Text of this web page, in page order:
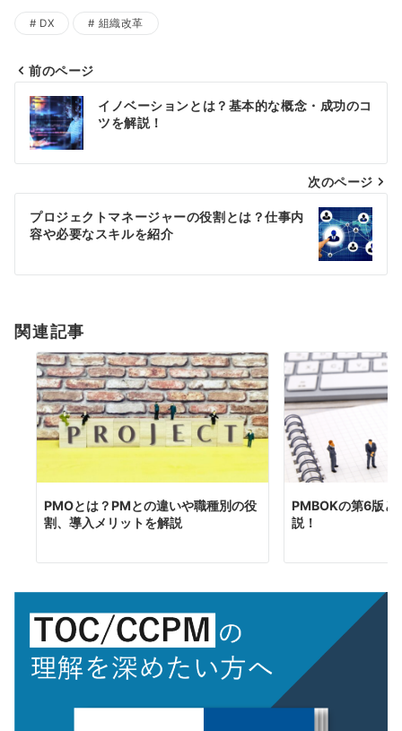
DX 組織改革
投
稿
ナ
ビ
ゲ
シ
ン
前のページ
イノベーションとは？基本的な概念・成功のコ
ツを解説！
次のページ
プロジェクトマネージャーの役割とは？仕事内
容や必要なスキルを紹介
関連記事
PMOとは？PMとの違いや職種別の役
割、導入メリットを解説
PMBOKの第6版と
説！